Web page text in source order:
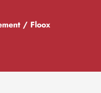
/ Floox